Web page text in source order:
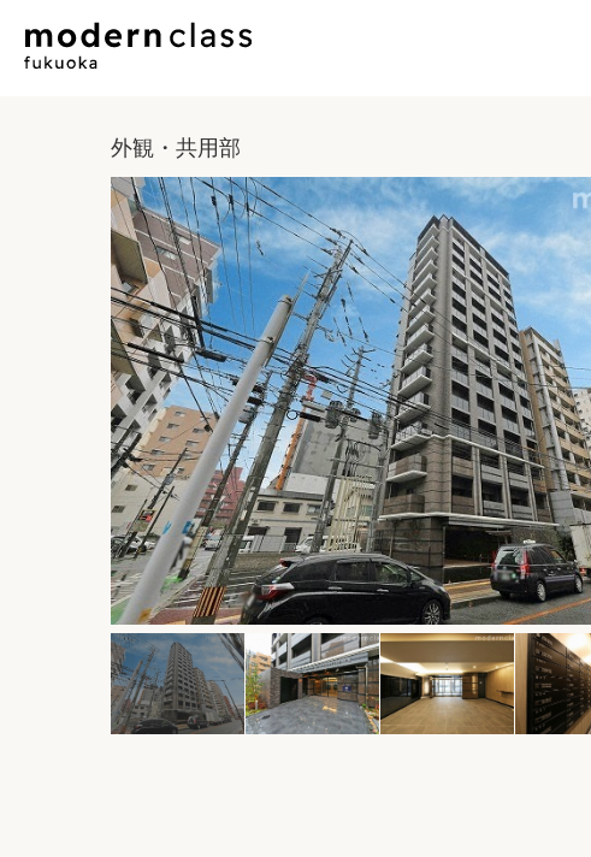
外観・共用部